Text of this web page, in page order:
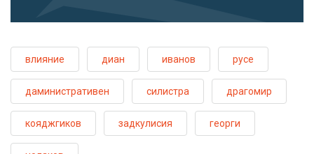
влияние диан иванов русе
даминистративен силистра драгомир
кояджгиков задкулисия георги